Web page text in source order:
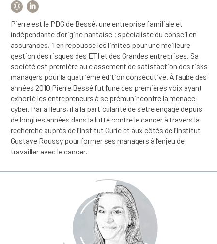
Pierre est le PDG de Bessé, une entreprise familiale et
indépendante d’origine nantaise ; spécialiste du conseil en
assurances, il en repousse les limites pour une meilleure
gestion des risques des ETI et des Grandes entreprises. Sa
société est première au classement de satisfaction des risks
managers pour la quatrième édition consécutive. À l’aube des
années 2010 Pierre Bessé fut l’une des premières voix ayant
exhorté les entrepreneurs à se prémunir contre la menace
cyber. Par ailleurs, il a la particularité de s’être engagé depuis
de longues années dans la lutte contre le cancer à travers la
recherche auprès de l’Institut Curie et aux côtés de l’Institut
Gustave Roussy pour former ses managers à l’enjeu de
travailler avec le cancer.